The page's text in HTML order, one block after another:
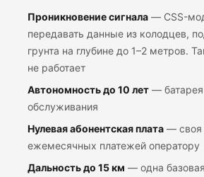
Проникновение сигнала— CSS-
передавать данные из колодцев,
грунта на глубине до 1–2 метров.
не работает
Автономность до 10 лет— батарея
обслуживания
Нулевая абонентская плата— своя
ежемесячных платежей оператору
Дальность до 15 км — одна